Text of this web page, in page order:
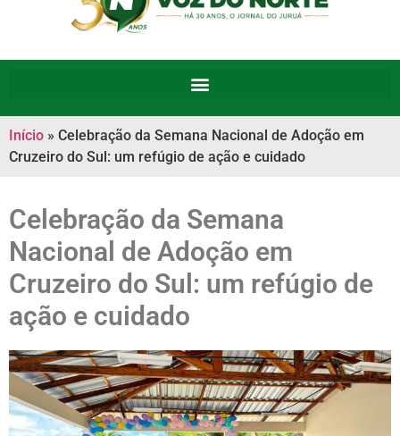
Início » Celebração da Semana Nacional de Adoção em
Cruzeiro do Sul: um refúgio de ação e cuidado
Celebração da Semana
Nacional de Adoção em
Cruzeiro do Sul: um refúgio de
ação e cuidado